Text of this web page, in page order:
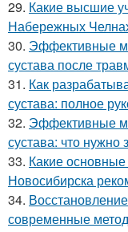
29. Какие высшие
Набережных
30. Эффективные
сустава после
31. Как
сустава: полное
32. Эффективные
сустава: что нужно
33. Какие основные
Новосибирска
34.
современные